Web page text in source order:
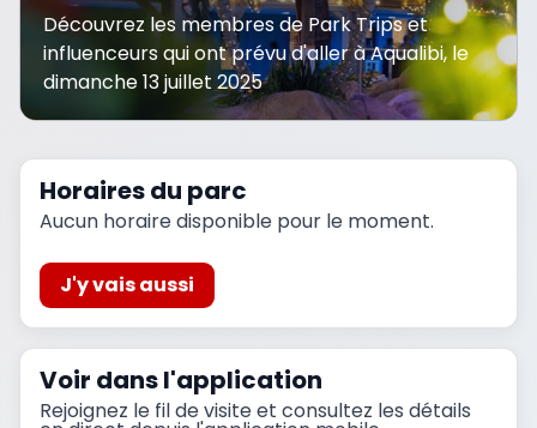
Découvrez les membres de Park Trips et
influenceurs qui ont prévu d'aller à Aqualibi, le
dimanche 13 juillet 2025
Horaires du parc
Aucun horaire disponible pour le moment.
J'y vais aussi
Voir dans l'application
Rejoignez le fil de visite et consultez les détails